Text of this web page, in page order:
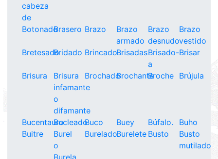
cabeza
de
BotonadoBrasero Brazo
Brazo
armado
Brazo
desnudo
Brazo
vestido
BretesadoBridado BrincadoBrisadasBrisado-
a
Brisar
Brisura
Brisura
infamante
o
difamante
BrochadoBrochanteBroche Brújula
BucentauroBucleadoBuco Buey Búfalo.
Buho
Buitre
Burel
o
Burela
BureladoBurelete Busto
Busto
mutilado